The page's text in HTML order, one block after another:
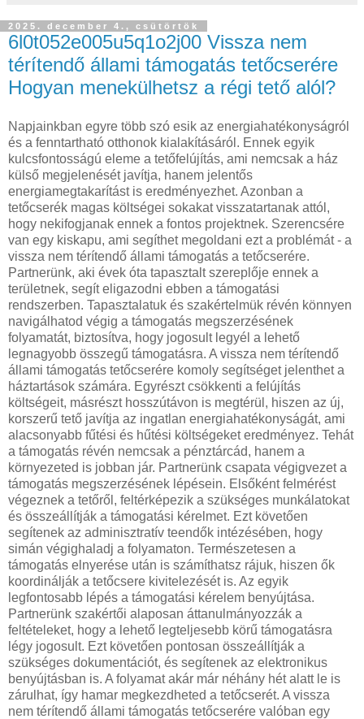
2025. december 4., csütörtök
6l0t052e005u5q1o2j00 Vissza nem
térítendő állami támogatás tetőcserére
Hogyan menekülhetsz a régi tető alól?
Napjainkban egyre több szó esik az energiahatékonyságról
és a fenntartható otthonok kialakításáról. Ennek egyik
kulcsfontosságú eleme a tetőfelújítás, ami nemcsak a ház
külső megjelenését javítja, hanem jelentős
energiamegtakarítást is eredményezhet. Azonban a
tetőcserék magas költségei sokakat visszatartanak attól,
hogy nekifogjanak ennek a fontos projektnek. Szerencsére
van egy kiskapu, ami segíthet megoldani ezt a problémát - a
vissza nem térítendő állami támogatás a tetőcserére.
Partnerünk, aki évek óta tapasztalt szereplője ennek a
területnek, segít eligazodni ebben a támogatási
rendszerben. Tapasztalatuk és szakértelmük révén könnyen
navigálhatod végig a támogatás megszerzésének
folyamatát, biztosítva, hogy jogosult legyél a lehető
legnagyobb összegű támogatásra. A vissza nem térítendő
állami támogatás tetőcserére komoly segítséget jelenthet a
háztartások számára. Egyrészt csökkenti a felújítás
költségeit, másrészt hosszútávon is megtérül, hiszen az új,
korszerű tető javítja az ingatlan energiahatékonyságát, ami
alacsonyabb fűtési és hűtési költségeket eredményez. Tehát
a támogatás révén nemcsak a pénztárcád, hanem a
környezeted is jobban jár. Partnerünk csapata végigvezet a
támogatás megszerzésének lépésein. Elsőként felmérést
végeznek a tetőről, feltérképezik a szükséges munkálatokat
és összeállítják a támogatási kérelmet. Ezt követően
segítenek az adminisztratív teendők intézésében, hogy
simán végighaladj a folyamaton. Természetesen a
támogatás elnyerése után is számíthatsz rájuk, hiszen ők
koordinálják a tetőcsere kivitelezését is. Az egyik
legfontosabb lépés a támogatási kérelem benyújtása.
Partnerünk szakértői alaposan áttanulmányozzák a
feltételeket, hogy a lehető legteljesebb körű támogatásra
légy jogosult. Ezt követően pontosan összeállítják a
szükséges dokumentációt, és segítenek az elektronikus
benyújtásban is. A folyamat akár már néhány hét alatt le is
zárulhat, így hamar megkezdheted a tetőcserét. A vissza
nem térítendő állami támogatás tetőcserére valóban egy